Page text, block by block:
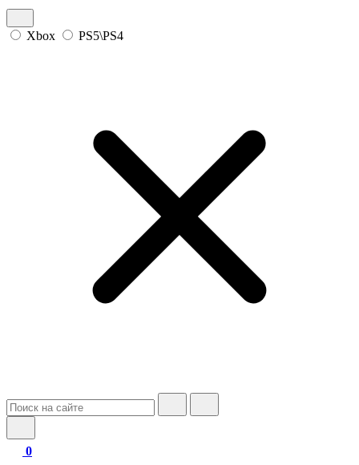
Xbox PS5\PS4
0